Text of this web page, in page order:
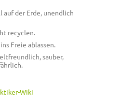
auf der Erde, unendlich
recyclen.
Freie ablassen.
sauber,
Wiki